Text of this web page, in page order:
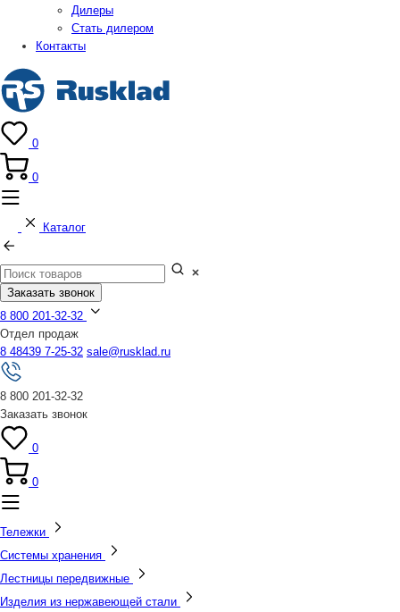
Дилеры
Стать дилером
Контакты
0
0
Каталог
Заказать звонок
8 800 201-32-32
Отдел продаж
8 48439 7-25-32 sale@rusklad.ru
8 800 201-32-32
Заказать звонок
0
0
Тележки
Системы хранения
Лестницы передвижные
Изделия из нержавеющей стали